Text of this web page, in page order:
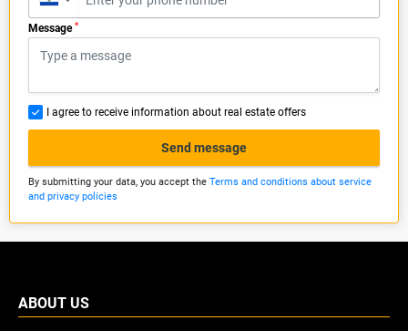
Message *
I agree to receive information about real estate offers
Send message
By submitting your data, you accept the Terms and conditions about service
and privacy policies
ABOUT US